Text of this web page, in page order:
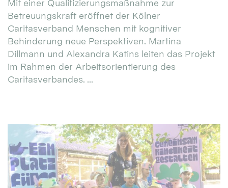
Mit einer Qualifizierungsmaßnahme zur
Betreuungskraft eröffnet der Kölner
Caritasverband Menschen mit kognitiver
Behinderung neue Perspektiven. Martina
Dillmann und Alexandra Katins leiten das Projekt
im Rahmen der Arbeitsorientierung des
Caritasverbandes. ...